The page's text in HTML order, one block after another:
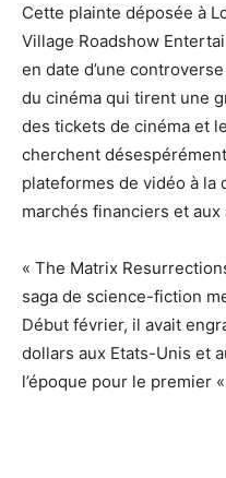
Cette plainte déposée à
Village Roadshow
en date d’une
du cinéma qui tirent une
des tickets de cinéma et
cherchent
plateformes de vidéo à la
marchés financiers et aux
« The Matrix
saga de science-fiction
Début février, il avait
dollars aux Etats-Unis et
l’époque pour le premier